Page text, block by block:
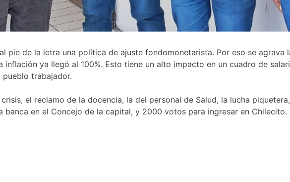
pie de la letra una política de ajuste fondomonetarista. Por eso se
inflación ya llegó al 100%. Esto tiene un alto impacto en un cuadro de
trabajador.
el reclamo de la docencia, la del personal de Salud, la lucha
banca en el Concejo de la capital, y 2000 votos para ingresar en